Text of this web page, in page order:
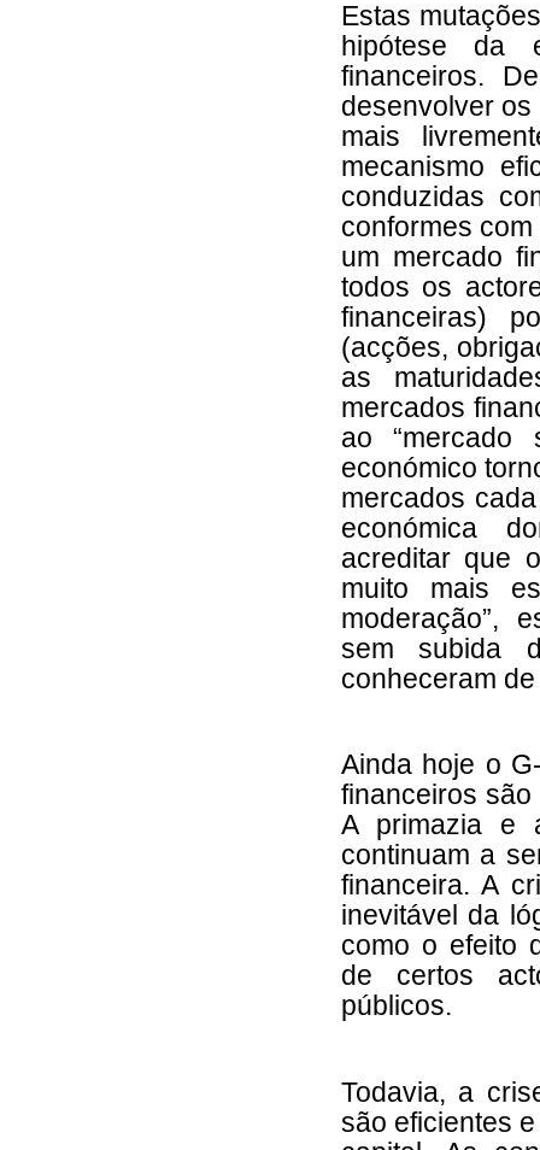
Estas
hipótese da
financeiros.
desenvolver
mais
mecanismo
conduzidas
conformes
um mercado
todos os
financeiras)
(acções,
as
mercados
ao “mercado
económico
mercados
económica
acreditar que
muito mais
moderação”,
sem subida
conheceram
Ainda hoje o
financeiros
A primazia e
continuam a
financeira. A
inevitável da
como o efeito
de certos
públicos.
Todavia, a
são eficientes